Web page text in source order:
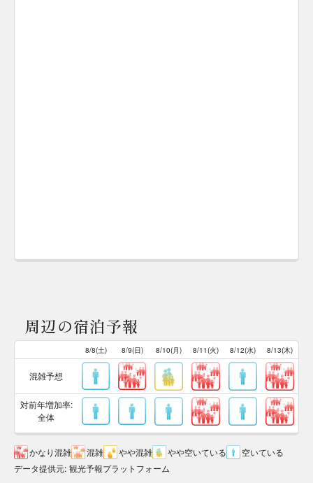
周辺の宿泊予報
8/8(土) 8/9(日) 8/10(月) 8/11(火) 8/12(水) 8/13(木)
混雑予想
対前年増加率:
全体
かなり混雑 混雑 やや混雑 やや空いている
空いている
データ提供元: 観光予報プラットフォーム